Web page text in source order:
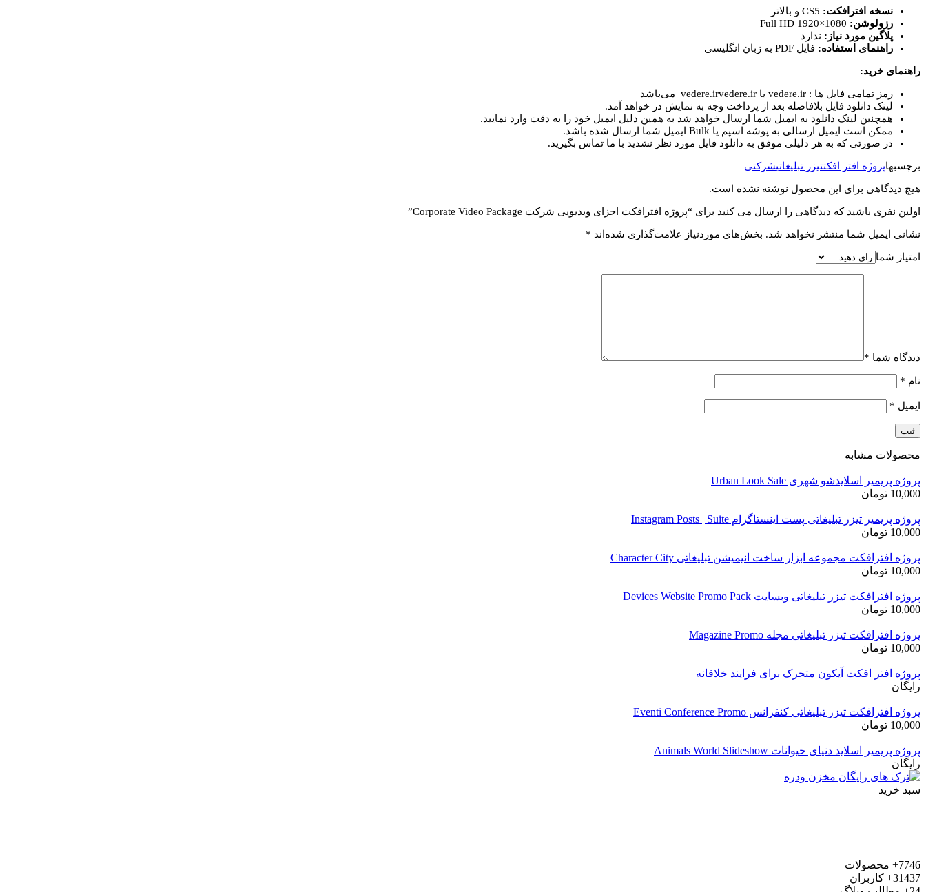
Corporate
Video
Package
نسخه افترافکت:
رزولوشن:
پلاگین مورد نیاز: ندارد
راهنمای استفاده: فایل PDF به زبان انگلیسی
راهنمای خرید:
رمز تمامی فایل ها : vedere.ir یا vedere.irvedere.ir می‌باشد
لینک دانلود فایل بلافاصله بعد از پرداخت وجه به نمایش در خواهد آمد.
همچنین لینک دانلود به ایمیل شما ارسال خواهد شد به همین دلیل ایمیل خود را به دقت وارد نمایید.
ممکن است ایمیل ارسالی به پوشه اسپم یا Bulk ایمیل شما ارسال شده باشد.
در صورتی که به هر دلیلی موفق به دانلود فایل مورد نظر نشدید با ما تماس بگیرید.
برچسبهاپروژه افتر افکتتیزر تبلیغاتیشرکتی
هیچ دیدگاهی برای این محصول نوشته نشده است.
اولین نفری باشید که دیدگاهی را ارسال می کنید برای “پروژه افترافکت اجزای ویدیویی شرکت Corporate Video Package”
نشانی ایمیل شما منتشر نخواهد شد. بخش‌های موردنیاز علامت‌گذاری شده‌اند *
امتیاز شما
دیدگاه شما *
نام *
ایمیل *
محصولات مشابه
پروژه پریمیر اسلایدشو شهری Urban Look Sale
10,000 تومان
پروژه پریمیر تیزر تبلیغاتی پست اینستاگرام Instagram Posts | Suite
10,000 تومان
پروژه افترافکت مجموعه ابزار ساخت انیمیشن تبلیغاتی Character City
10,000 تومان
پروژه افترافکت تیزر تبلیغاتی وبسایت Devices Website Promo Pack
10,000 تومان
پروژه افترافکت تیزر تبلیغاتی مجله Magazine Promo
10,000 تومان
پروژه افتر افکت آیکون متحرک برای فرایند خلاقانه
رایگان
پروژه افترافکت تیزر تبلیغاتی کنفرانس Eventi Conference Promo
10,000 تومان
پروژه پریمیر اسلاید دنیای حیوانات Animals World Slideshow
رایگان
سبد خرید
7746+
محصولات
31437+
کاربران